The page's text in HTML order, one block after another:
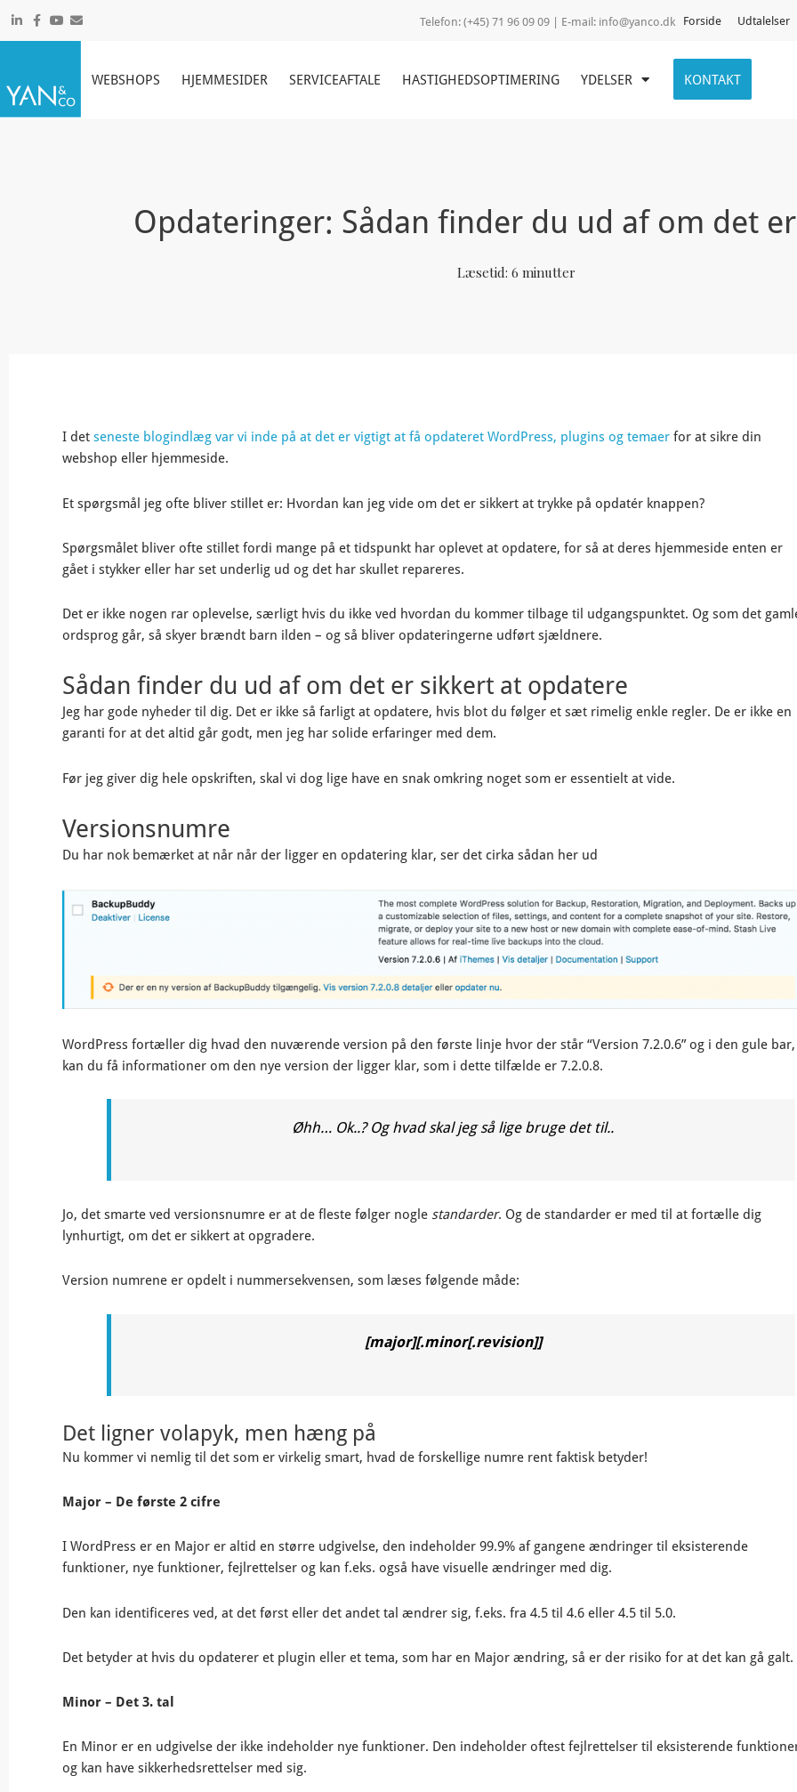
Gå
Telefon:(+45) 71 96 09 09 | E-mail: info@yanco.dk Forside Udtalelser
WEBSHOPS HJEMMESIDER SERVICEAFTALE HASTIGHEDSOPTIMERING YDELSER KONTAKT
Opdateringer: Sådan finder du ud af om det
Læsetid: 6 minutter
I det seneste blogindlæg var vi inde på at det er vigtigt at få opdateret WordPress, plugins og temaer for at sikre din
webshop eller hjemmeside.
Et spørgsmål jeg ofte bliver stillet er: Hvordan kan jeg vide om det er sikkert at trykke på opdatér knappen?
Spørgsmålet bliver ofte stillet fordi mange på et tidspunkt har oplevet at opdatere, for så at deres hjemmeside enten er
gået i stykker eller har set underlig ud og det har skullet repareres.
Det er ikke nogen rar oplevelse, særligt hvis du ikke ved hvordan du kommer tilbage til udgangspunktet. Og som det
ordsprog går, så skyer brændt barn ilden – og så bliver opdateringerne udført sjældnere.
Sådan finder du ud af om det er sikkert at opdatere
Jeg har gode nyheder til dig. Det er ikke så farligt at opdatere, hvis blot du følger et sæt rimelig enkle regler. De er ikke en
garanti for at det altid går godt, men jeg har solide erfaringer med dem.
Før jeg giver dig hele opskriften, skal vi dog lige have en snak omkring noget som er essentielt at vide.
Versionsnumre
Du har nok bemærket at når når der ligger en opdatering klar, ser det cirka sådan her ud
WordPress fortæller dig hvad den nuværende version på den første linje hvor der står “Version 7.2.0.6” og i den gule bar,
kan du få informationer om den nye version der ligger klar, som i dette tilfælde er 7.2.0.8.
Øhh… Ok..? Og hvad skal jeg så lige bruge det til..
Jo, det smarte ved versionsnumre er at de fleste følger nogle standarder. Og de standarder er med til at fortælle dig
lynhurtigt, om det er sikkert at opgradere.
Version numrene er opdelt i nummersekvensen, som læses følgende måde:
[major][.minor[.revision]]
Det ligner volapyk, men hæng på
Nu kommer vi nemlig til det som er virkelig smart, hvad de forskellige numre rent faktisk betyder!
Major – De første 2 cifre
I WordPress er en Major er altid en større udgivelse, den indeholder 99.9% af gangene ændringer til eksisterende
funktioner, nye funktioner, fejlrettelser og kan f.eks. også have visuelle ændringer med dig.
Den kan identificeres ved, at det først eller det andet tal ændrer sig, f.eks. fra 4.5 til 4.6 eller 4.5 til 5.0.
Det betyder at hvis du opdaterer et plugin eller et tema, som har en Major ændring, så er der risiko for at det kan gå galt.
Minor – Det 3. tal
En Minor er en udgivelse der ikke indeholder nye funktioner. Den indeholder oftest fejlrettelser til eksisterende
og kan have sikkerhedsrettelser med sig.